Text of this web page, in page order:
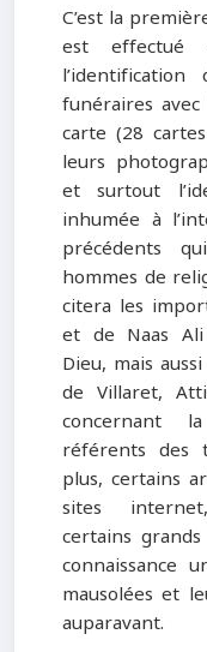
C’est la
est effectué
funéraires
carte (28
leurs
et surtout
inhumée à
précédents
hommes de
citera les
et de Naas
Dieu, mais
de Villaret,
concernant
référents des
plus, certains
sites
certains
connaissance
mausolées et
auparavant.